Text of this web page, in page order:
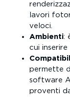
lavori
veloci.
Ambienti:
cui
permette
software
proventi